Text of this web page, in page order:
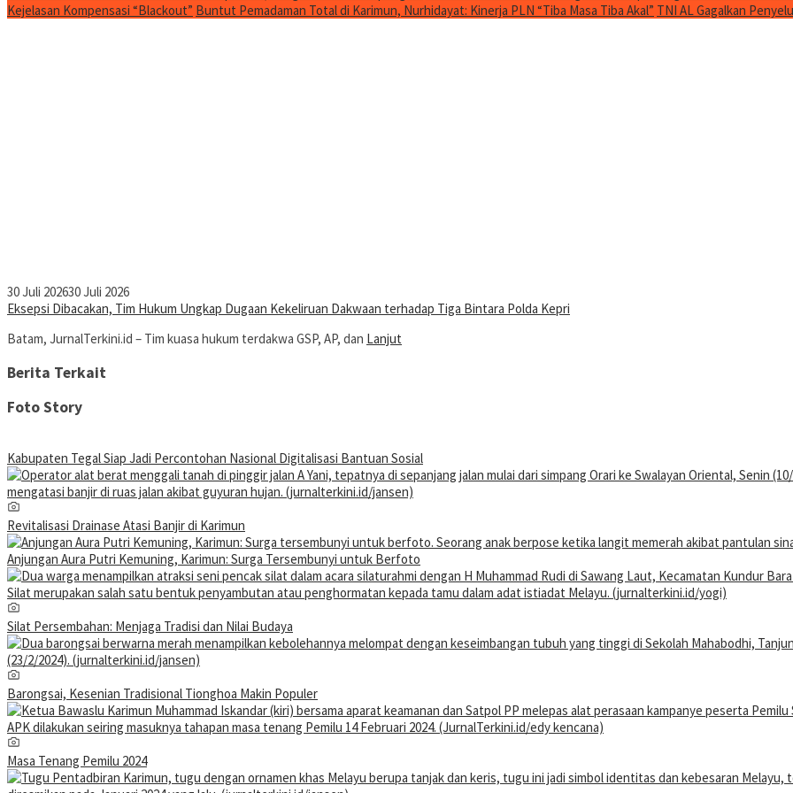
Kejelasan Kompensasi “Blackout” Buntut Pemadaman Total di Karimun, Nurhidayat: Kinerja PLN “Tiba Masa Tiba Akal” TNI AL Gagalkan
30 Juli 202630 Juli 2026
Eksepsi Dibacakan, Tim Hukum Ungkap Dugaan Kekeliruan Dakwaan terhadap Tiga Bintara Polda Kepri
Batam, JurnalTerkini.id – Tim kuasa hukum terdakwa GSP, AP, dan Lanjut
Berita Terkait
Foto Story
Kabupaten Tegal Siap Jadi Percontohan Nasional Digitalisasi Bantuan Sosial
Revitalisasi Drainase Atasi Banjir di Karimun
Anjungan Aura Putri Kemuning, Karimun: Surga Tersembunyi untuk Berfoto
Silat Persembahan: Menjaga Tradisi dan Nilai Budaya
Barongsai, Kesenian Tradisional Tionghoa Makin Populer
Masa Tenang Pemilu 2024